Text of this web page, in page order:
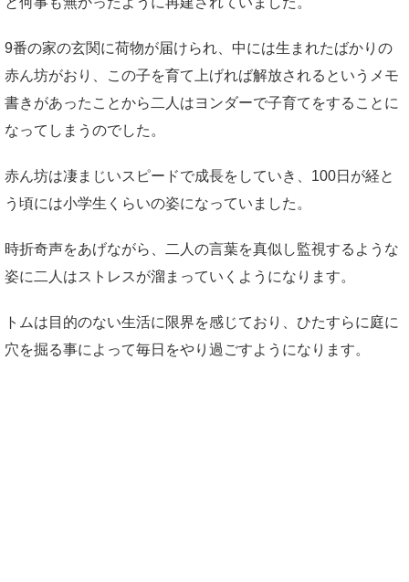
9番の家の玄関に荷物が届けられ、中には生まれたばかりの
赤ん坊がおり、この子を育て上げれば解放されるというメモ
書きがあったことから二人はヨンダーで子育てをすることに
なってしまうのでした。
赤ん坊は凄まじいスピードで成長をしていき、100日が経と
う頃には小学生くらいの姿になっていました。
時折奇声をあげながら、二人の言葉を真似し監視するような
姿に二人はストレスが溜まっていくようになります。
トムは目的のない生活に限界を感じており、ひたすらに庭に
穴を掘る事によって毎日をやり過ごすようになります。